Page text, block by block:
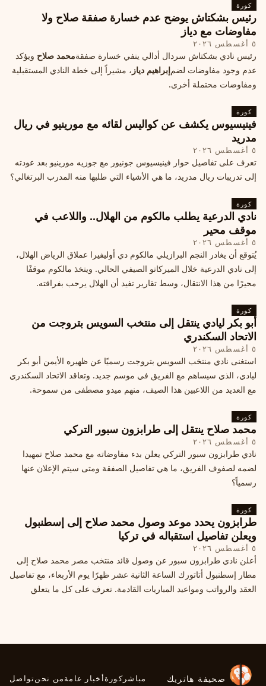
كورة
رئيس بشكتاش يوضح عدم خسارة صفقة صلاح ولا
مفاوضات مع دياز
٥ أغسطس ٢٠٢٦
رئيس نادي بشكتاش سردال أدالي ينفي خسارة صفقةمحمد صلاح ويؤكد
عدم وجود مفاوضات لضمإبراهيم دياز ، مشيراً إلى خطة النادي المستقبلية
ومفاوضات محتملة أخرى.
كورة
فينيسيوس يكشف عن كواليس لقائه مع مورينيو في ريال
مدريد
٥ أغسطس ٢٠٢٦
تعرف على تفاصيل حوار فينيسيوس جونيور مع جوزيه مورينيو بعد عودته
إلى تدريبات ريال مدريد، ما هي الأشياء التي طلبها منه المدرب البرتغالي؟
كورة
نادي الدرعية يطلب مالكوم من الهلال.. واللاعب في
موقف محير
٥ أغسطس ٢٠٢٦
يُتوقع أن يغادر النجم البرازيلي مالكوم دي أوليفيرا عملاق الرياض الهلال،
إلى نادي الدرعية خلال الميركاتو الصيفي الحالي. ويتخذ مالكوم موقفًا
محيرًا من هذا الانتقال، وسط تقارير تفيد أن الهلال يرحب بفراقته.
كورة
أبو بكر ليادي ينتقل إلى منتخب السويس بتروجت من
الاتحاد السكندري
٥ أغسطس ٢٠٢٦
استغنى نادي منتخب السويس بتروجت رسميًا عن ظهيره الأيمن أبو بكر
ليادي، الذي سيساهم مع الفريق في موسم جديد. وتعاقد الاتحاد السكندري
مع العديد من اللاعبين هذا الصيف، منهم ميدو مصطفى من سموحة.
كورة
محمد صلاح ينتقل إلى طرابزون سبور التركي
٥ أغسطس ٢٠٢٦
نادي طرابزون سبور التركي يعلن بدء مفاوضاته مع محمد صلاح تمهيدا
لضمه لصفوف الفريق، ما هي تفاصيل الصفقة ومتى سيتم الإعلان عنها
رسمياً؟
كورة
طرابزون يحدد موعد وصول محمد صلاح إلى إسطنبول
ويعلن تفاصيل استقباله في تركيا
٥ أغسطس ٢٠٢٦
أعلن نادي طرابزون سبور عن وصول قائد منتخب مصر محمد صلاح إلى
مطار إسطنبول أتاتورك الساعة الثانية عشر ظهرًا يوم الأربعاء، مع تفاصيل
العقد والرواتب ومواعيد المباريات القادمة. تعرف على كل ما يتعلق
صحيفة هاتريك مباشر كورةأخبار عامةمن نحنتواصل